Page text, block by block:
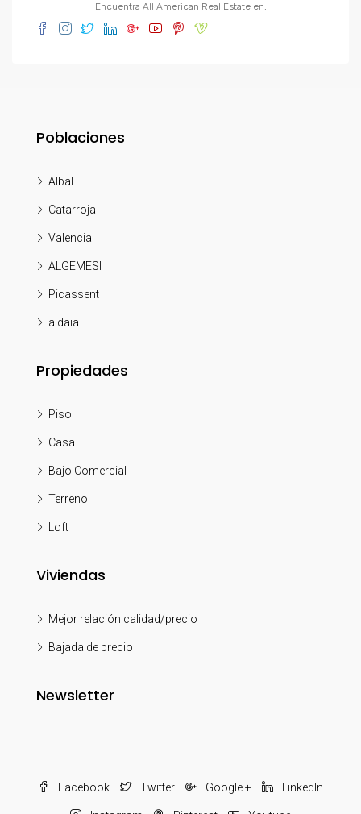
Encuentra All American Real Estate en:
Poblaciones
Albal
Catarroja
Valencia
ALGEMESI
Picassent
aldaia
Propiedades
Piso
Casa
Bajo Comercial
Terreno
Loft
Viviendas
Mejor relación calidad/precio
Bajada de precio
Newsletter
Facebook Twitter Google + LinkedIn